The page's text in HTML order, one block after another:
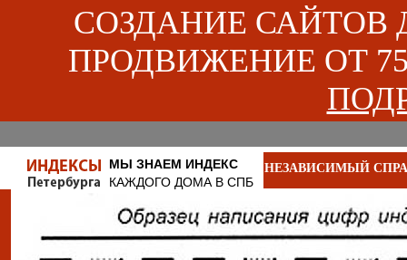
СОЗДАНИЕ САЙТОВ
ПРОДВИЖЕНИЕ ОТ
МЫ ЗНАЕМ ИНДЕКС
КАЖДОГО ДОМА В СПБ
НЕЗАВИСИМЫЙ